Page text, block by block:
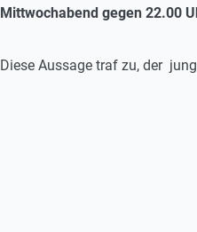
Mittwochabend gegen 22.00
Diese Aussage traf zu, der